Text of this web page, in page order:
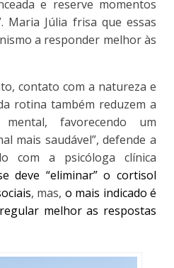
e reserve momentos
Maria Júlia frisa que essas
a responder melhor às
contato com a natureza e
rotina também reduzem a
favorecendo um
mais saudável”, defende a
com a psicóloga clínica
deve “eliminar” o cortisol
, mas, o mais indicado é
melhor as respostas